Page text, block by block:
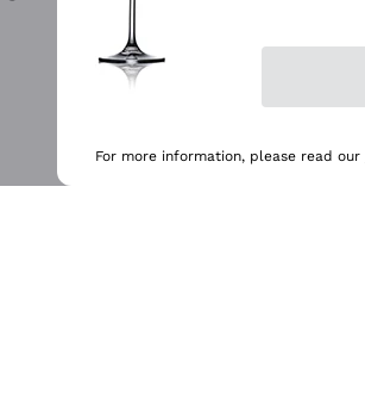
For more information, please read our